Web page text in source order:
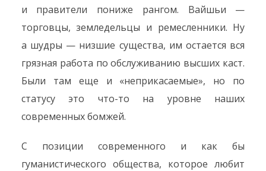
и правители пониже рангом. Вайшьи —
торговцы, земледельцы и ремесленники. Ну
а шудры — низшие существа, им остается вся
грязная работа по обслуживанию высших каст.
Были там еще и «неприкасаемые», но по
статусу это что-то на уровне наших
современных бомжей.
С позиции современного и как бы
гуманистического общества, которое любит